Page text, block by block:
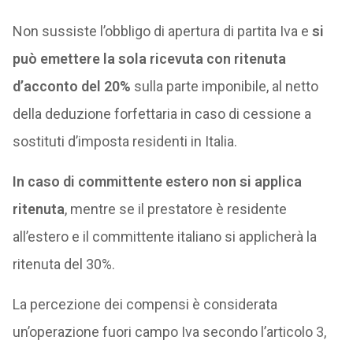
Non sussiste l’obbligo di apertura di partita Iva e si
può emettere la sola ricevuta con ritenuta
d’acconto del 20% sulla parte imponibile, al netto
della deduzione forfettaria in caso di cessione a
sostituti d’imposta residenti in Italia.
In caso di committente estero non si applica
ritenuta, mentre se il prestatore è residente
all’estero e il committente italiano si applicherà la
ritenuta del 30%.
La percezione dei compensi è considerata
un’operazione fuori campo Iva secondo l’articolo 3,